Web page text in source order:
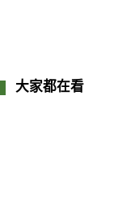
大家都在看